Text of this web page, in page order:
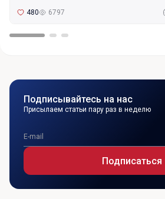
480 6797
Подписывайтесь на нас
Присылаем статьи пару раз в неделю
Подписаться